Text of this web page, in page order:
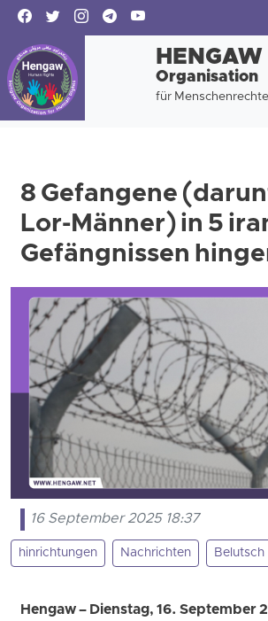
HENGAW
Organisation
für Menschenrechte
8 Gefangene
Lor-Männer) in 5
Gefängnissen
16 September 2025 18:37
hinrichtungen Nachrichten Belutsch
Hengaw – Dienstag, 16. September